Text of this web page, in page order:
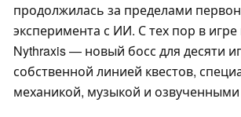
продолжилась за пределами
эксперимента с ИИ. С тех пор в игре
Nythraxis — новый босс для десяти
собственной линией квестов,
механикой, музыкой и